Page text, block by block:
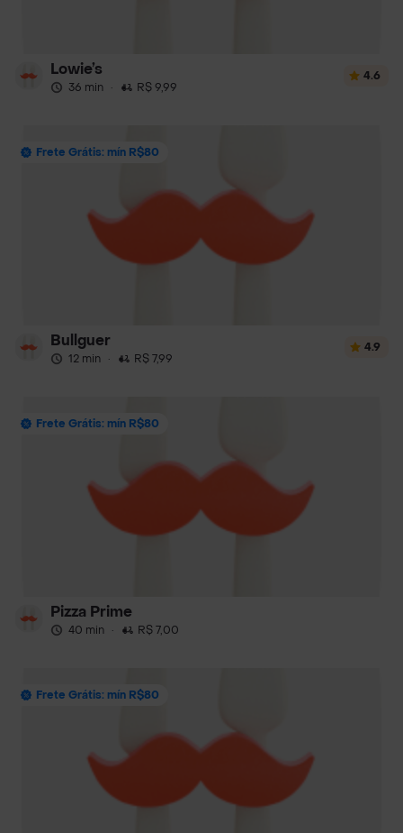
Lowie’s
36 min · R$ 9,99
4.6
Frete Grátis: mín R$80
Bullguer
12 min · R$ 7,99
4.9
Frete Grátis: mín R$80
Pizza Prime
40 min · R$ 7,00
Frete Grátis: mín R$80